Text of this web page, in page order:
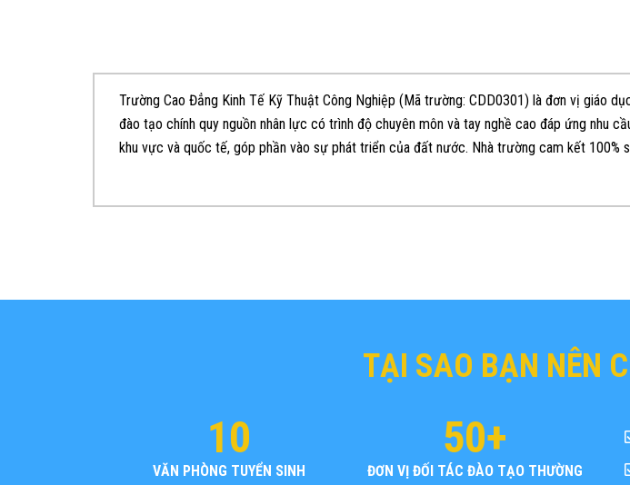
Trường Cao Đẳng Kinh Tế Kỹ Thuật Công Nghiệp (Mã trường: CDD0301) là đơn vị giáo
đào tạo chính quy nguồn nhân lực có trình độ chuyên môn và tay nghề cao đáp ứng nhu
khu vực và quốc tế, góp phần vào sự phát triển của đất nước. Nhà trường cam kết 100%
TẠI SAO BẠN NÊN
10
VĂN PHÒNG TUYỂN SINH
50+
ĐƠN VỊ ĐỐI TÁC ĐÀO TẠO THƯỜNG